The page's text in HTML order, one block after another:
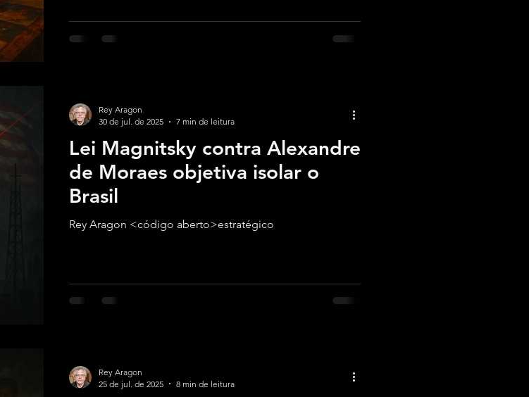
Lei Magnitsky contra Alexandre
de Moraes objetiva isolar o
Brasil
Rey Aragon <código aberto>estratégico
Rey Aragon
30 de jul. de 2025
7 min de leitura
Rey Aragon
25 de jul. de 2025
8 min de leitura